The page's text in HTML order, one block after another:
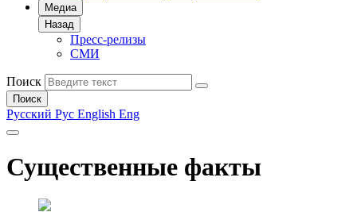
Медиа
Назад
Пресс-релизы
СМИ
Поиск
Поиск
Русский Рус English Eng
Существенные факты